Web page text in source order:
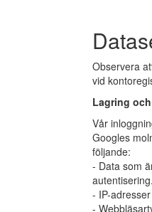
Observera
vid
Lagring
Vår
Googles
följande:
- Data som
autentisering.
- IP-
-